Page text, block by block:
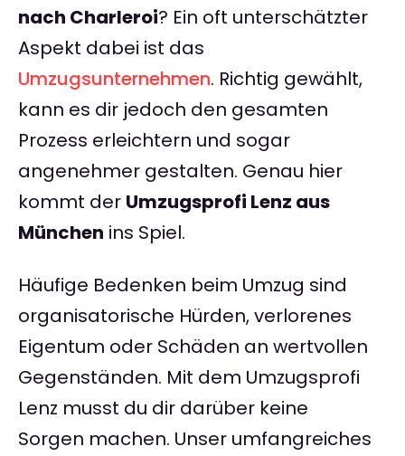
nach Charleroi? Ein oft unterschätzter
Aspekt dabei ist das
Umzugsunternehmen. Richtig gewählt,
kann es dir jedoch den gesamten
Prozess erleichtern und sogar
angenehmer gestalten. Genau hier
kommt der Umzugsprofi Lenz aus
München ins Spiel.
Häufige Bedenken beim Umzug sind
organisatorische Hürden, verlorenes
Eigentum oder Schäden an wertvollen
Gegenständen. Mit dem Umzugsprofi
Lenz musst du dir darüber keine
Sorgen machen. Unser umfangreiches